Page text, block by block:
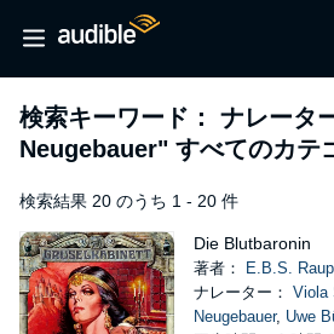
検索キーワード： ナレータ
Neugebauer" すべてのカテ
検索結果 20 のうち 1 - 20 件
Die Blutbaronin
著者：
E.B.S.
ナレーター： Viola
Neugebauer, Uwe